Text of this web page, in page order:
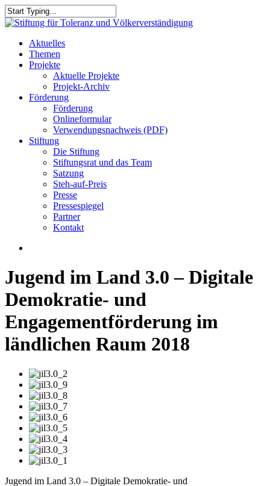
Skip
to
content
Close
search
Menu
Aktuelles
Themen
Projekte
Aktuelle Projekte
Projekt-Archiv
Förderung
Förderung
Onlineformular
Verwendungsnachweis (PDF)
Stiftung
Die Stiftung
Stiftungsrat und das Team
Satzung
Steh-auf-Preis
Presse
Pressespiegel
Partner
Kontakt
Jugend im Land 3.0 – Digitale
Demokratie- und
Engagementförderung im
ländlichen Raum 2018
Jugend im Land 3.0 – Digitale Demokratie- und